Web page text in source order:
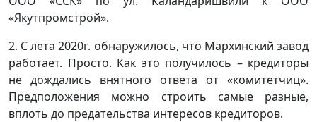
«Якутпромстрой».
2. С лета 2020г. обнаружилось, что Мархинский завод
работает. Просто. Как это получилось – кредиторы
не дождались внятного ответа от «комитетчиц».
Предположения можно строить самые разные,
вплоть до предательства интересов кредиторов.